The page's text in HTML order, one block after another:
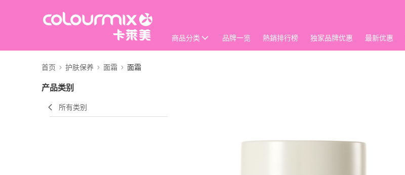
商品分类 品牌一览 熱銷排行榜 独家品牌优惠 最新优惠
首页 护肤保养 面霜 面霜
产品类别
所有类别